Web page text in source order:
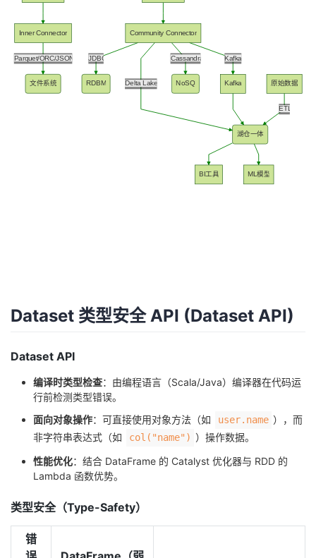
Parquet/ORC/JSON JDBC Kafka
Cassandra
Delta Lake
ETL
Inner Connector
文件系统
Community Connector
RDBMS Kafka
NoSQL
湖仓一体
原始数据
BI工具 ML模型
Dataset 类型安全 API (Dataset API)
Dataset API
编译时类型检查：由编程语言（Scala/Java）编译器在代码运
行前检测类型错误。
面向对象操作：可直接使用对象方法（如 user.name ），而
非字符串表达式（如
col("name") ）操作数据。
性能优化：结合 DataFrame 的 Catalyst 优化器与 RDD 的
Lambda 函数优势。
类型安全（Type-Safety）
错